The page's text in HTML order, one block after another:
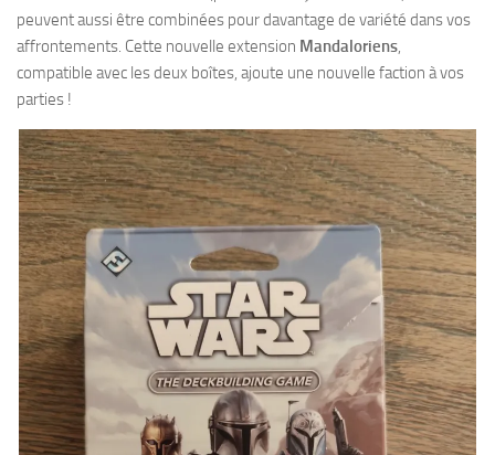
peuvent aussi être combinées pour davantage de variété dans vos
affrontements. Cette nouvelle extension Mandaloriens,
compatible avec les deux boîtes, ajoute une nouvelle faction à vos
parties !